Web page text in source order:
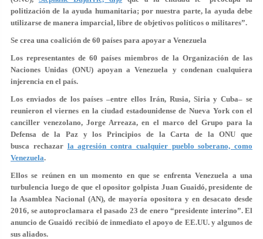
politización de la ayuda humanitaria; por nuestra parte, la ayuda debe
utilizarse de manera imparcial, libre de objetivos políticos o militares”.
Se crea una coalición de 60 países para apoyar a Venezuela
Los representantes de 60 países miembros de la Organización de las
Naciones Unidas (ONU) apoyan a Venezuela y condenan cualquiera
injerencia en el país.
Los enviados de los países –entre ellos Irán, Rusia, Siria y Cuba– se
reunieron el viernes en la ciudad estadounidense de Nueva York con el
canciller venezolano, Jorge Arreaza, en el marco del Grupo para la
Defensa de la Paz y los Principios de la Carta de la ONU que
busca rechazar la agresión contra cualquier pueblo soberano, como
Venezuela.
Ellos se reúnen en un momento en que se enfrenta Venezuela a una
turbulencia luego de que el opositor golpista Juan Guaidó, presidente de
la Asamblea Nacional (AN), de mayoría opositora y en desacato desde
2016, se autoproclamara el pasado 23 de enero “presidente interino”. El
anuncio de Guaidó recibió de inmediato el apoyo de EE.UU. y algunos de
sus aliados.